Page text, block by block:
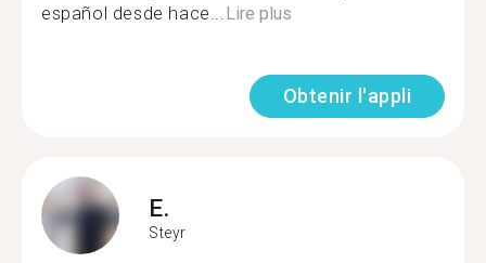
español desde hace...Lire plus
Obtenir l'appli
E.
Steyr